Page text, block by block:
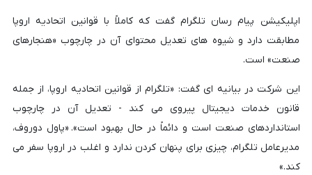
اپلیکیشن پیام رسان تلگرام گفت که کاملاً با قوانین اتحادیه اروپا
مطابقت دارد و شیوه های تعدیل محتوای آن در چارچوب «هنجارهای
صنعت» است.
این شرکت در بیانیه ای گفت: «تلگرام از قوانین اتحادیه اروپا، از جمله
قانون خدمات دیجیتال پیروی می کند - تعدیل آن در چارچوب
استانداردهای صنعت است و دائماً در حال بهبود است». «پاول دوروف،
مدیرعامل تلگرام، چیزی برای پنهان کردن ندارد و اغلب در اروپا سفر می
کند.»